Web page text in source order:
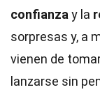
confianza y la
sorpresas y, a
vienen de
lanzarse sin